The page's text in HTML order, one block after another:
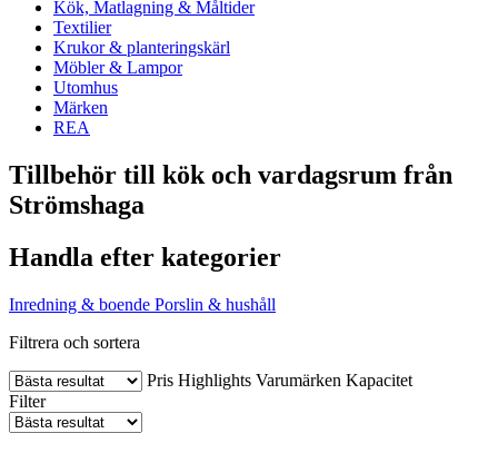
Kök, Matlagning & Måltider
Textilier
Krukor & planteringskärl
Möbler & Lampor
Utomhus
Märken
REA
Tillbehör till kök och vardagsrum från
Strömshaga
Handla efter kategorier
Inredning & boende Porslin & hushåll
Filtrera och sortera
Pris Highlights Varumärken Kapacitet
Filter